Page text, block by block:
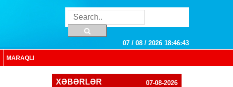
07 / 08 / 2026 18:46:43
MARAQLI
XƏBƏRLƏR 07-08-2026